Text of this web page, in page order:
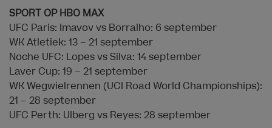
SPORT OP HBO MAX
UFC Paris: Imavov vs Borralho: 6 september
WK Atletiek: 13 – 21 september
Noche UFC: Lopes vs Silva: 14 september
Laver Cup: 19 – 21 september
WK Wegwielrennen (UCI Road World Championships):
21 – 28 september
UFC Perth: Ulberg vs Reyes: 28 september